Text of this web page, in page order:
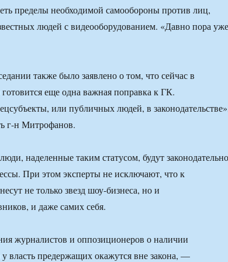
пределы необходимой самообороны против лиц,
людей с видеооборудованием. «Давно пора уже
также было заявлено о том, что сейчас в
еще одна важная поправка к ГК.
или публичных людей, в
г-н Митрофанов.
наделенные таким статусом, будут законодательно
При этом эксперты не исключают, что к
не только звезд шоу-бизнеса, но и
и даже самих себя.
журналистов и оппозиционеров о наличии
власть предержащих окажутся вне закона, —